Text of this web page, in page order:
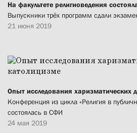
На факультете религиоведения
Выпускники трёх программ сдали
21 июня 2019
Опыт исследования харизматических
Конференция из цикла «Религия в
состоялась в СФИ
24 мая 2019